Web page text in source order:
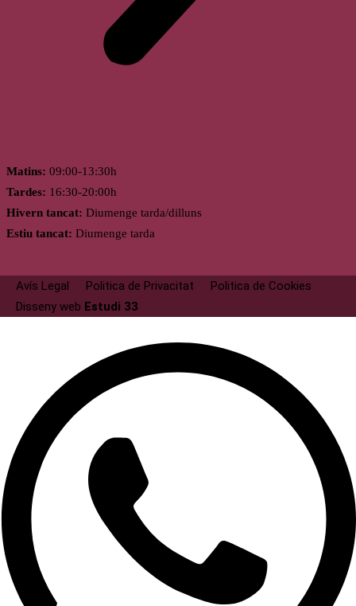
Matins: 09:00-13:30h
Tardes: 16:30-20:00h
Hivern tancat: Diumenge tarda/dilluns
Estiu tancat: Diumenge tarda
Avís Legal Politica de Privacitat
Politica de Cookies
Disseny web Estudi 33